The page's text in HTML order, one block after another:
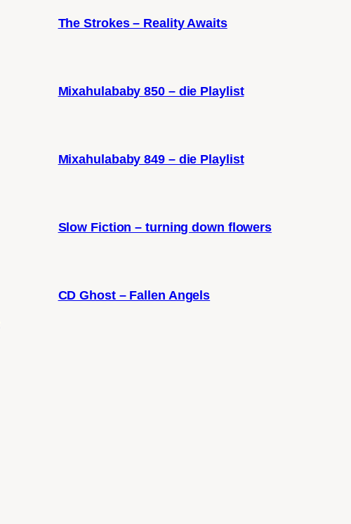
The Strokes – Reality Awaits
Mixahulababy 850 – die Playlist
Mixahulababy 849 – die Playlist
Slow Fiction – turning down flowers
CD Ghost – Fallen Angels